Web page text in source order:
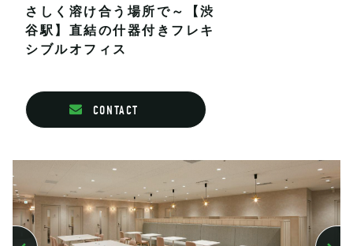
さしく溶け合う場所で～【渋
谷駅】直結の什器付きフレキ
シブルオフィス
CONTACT